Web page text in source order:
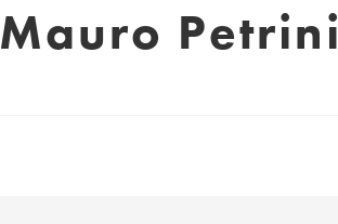
Mauro Petrini